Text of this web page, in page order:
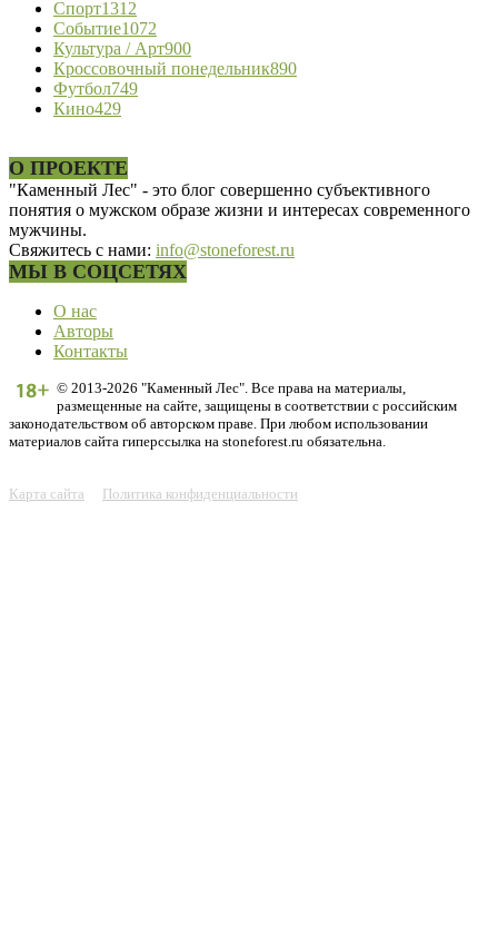
Спорт1312
Событие1072
Культура / Арт900
Кроссовочный понедельник890
Футбол749
Кино429
О ПРОЕКТЕ
"Каменный Лес" - это блог совершенно субъективного
понятия о мужском образе жизни и интересах современного
мужчины.
Свяжитесь с нами: info@stoneforest.ru
МЫ В СОЦСЕТЯХ
О нас
Авторы
Контакты
© 2013-2026 "Каменный Лес". Все права на материалы,
размещенные на сайте, защищены в соответствии с российским
законодательством об авторском праве. При любом использовании
материалов сайта гиперссылка на stoneforest.ru обязательна.
Карта сайта Политика конфиденциальности